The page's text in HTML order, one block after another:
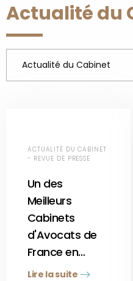
Actualité du
ACTUALITÉ DU CABINET
- REVUE DE PRESSE
Un des
Meilleurs
Cabinets
d'Avocats de
France en…
Lire la suite